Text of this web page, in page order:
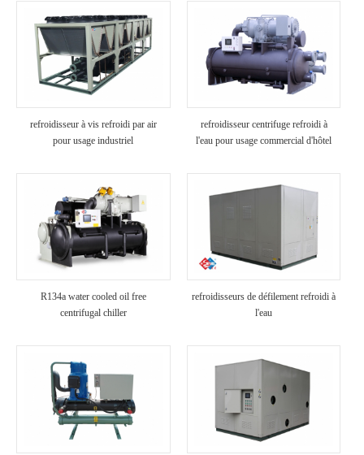
refroidisseur à vis refroidi par air
pour usage industriel
refroidisseur centrifuge refroidi à
l'eau pour usage commercial d'hôtel
R134a water cooled oil free
centrifugal chiller
refroidisseurs de défilement refroidi à
l'eau